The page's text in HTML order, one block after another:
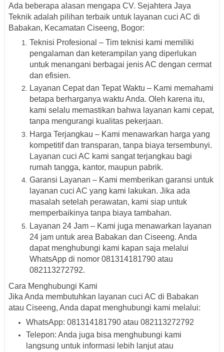
Ada beberapa alasan mengapa CV. Sejahtera Jaya
Teknik adalah pilihan terbaik untuk layanan cuci AC di
Babakan, Kecamatan Ciseeng, Bogor:
Teknisi Profesional – Tim teknisi kami memiliki
pengalaman dan keterampilan yang diperlukan
untuk menangani berbagai jenis AC dengan cermat
dan efisien.
Layanan Cepat dan Tepat Waktu – Kami memahami
betapa berharganya waktu Anda. Oleh karena itu,
kami selalu memastikan bahwa layanan kami cepat,
tanpa mengurangi kualitas pekerjaan.
Harga Terjangkau – Kami menawarkan harga yang
kompetitif dan transparan, tanpa biaya tersembunyi.
Layanan cuci AC kami sangat terjangkau bagi
rumah tangga, kantor, maupun pabrik.
Garansi Layanan – Kami memberikan garansi untuk
layanan cuci AC yang kami lakukan. Jika ada
masalah setelah perawatan, kami siap untuk
memperbaikinya tanpa biaya tambahan.
Layanan 24 Jam – Kami juga menawarkan layanan
24 jam untuk area Babakan dan Ciseeng. Anda
dapat menghubungi kami kapan saja melalui
WhatsApp di nomor 081314181790 atau
082113272792.
Cara Menghubungi Kami
Jika Anda membutuhkan layanan cuci AC di Babakan
atau Ciseeng, Anda dapat menghubungi kami melalui:
WhatsApp: 081314181790 atau 082113272792
Telepon: Anda juga bisa menghubungi kami
langsung untuk informasi lebih lanjut atau